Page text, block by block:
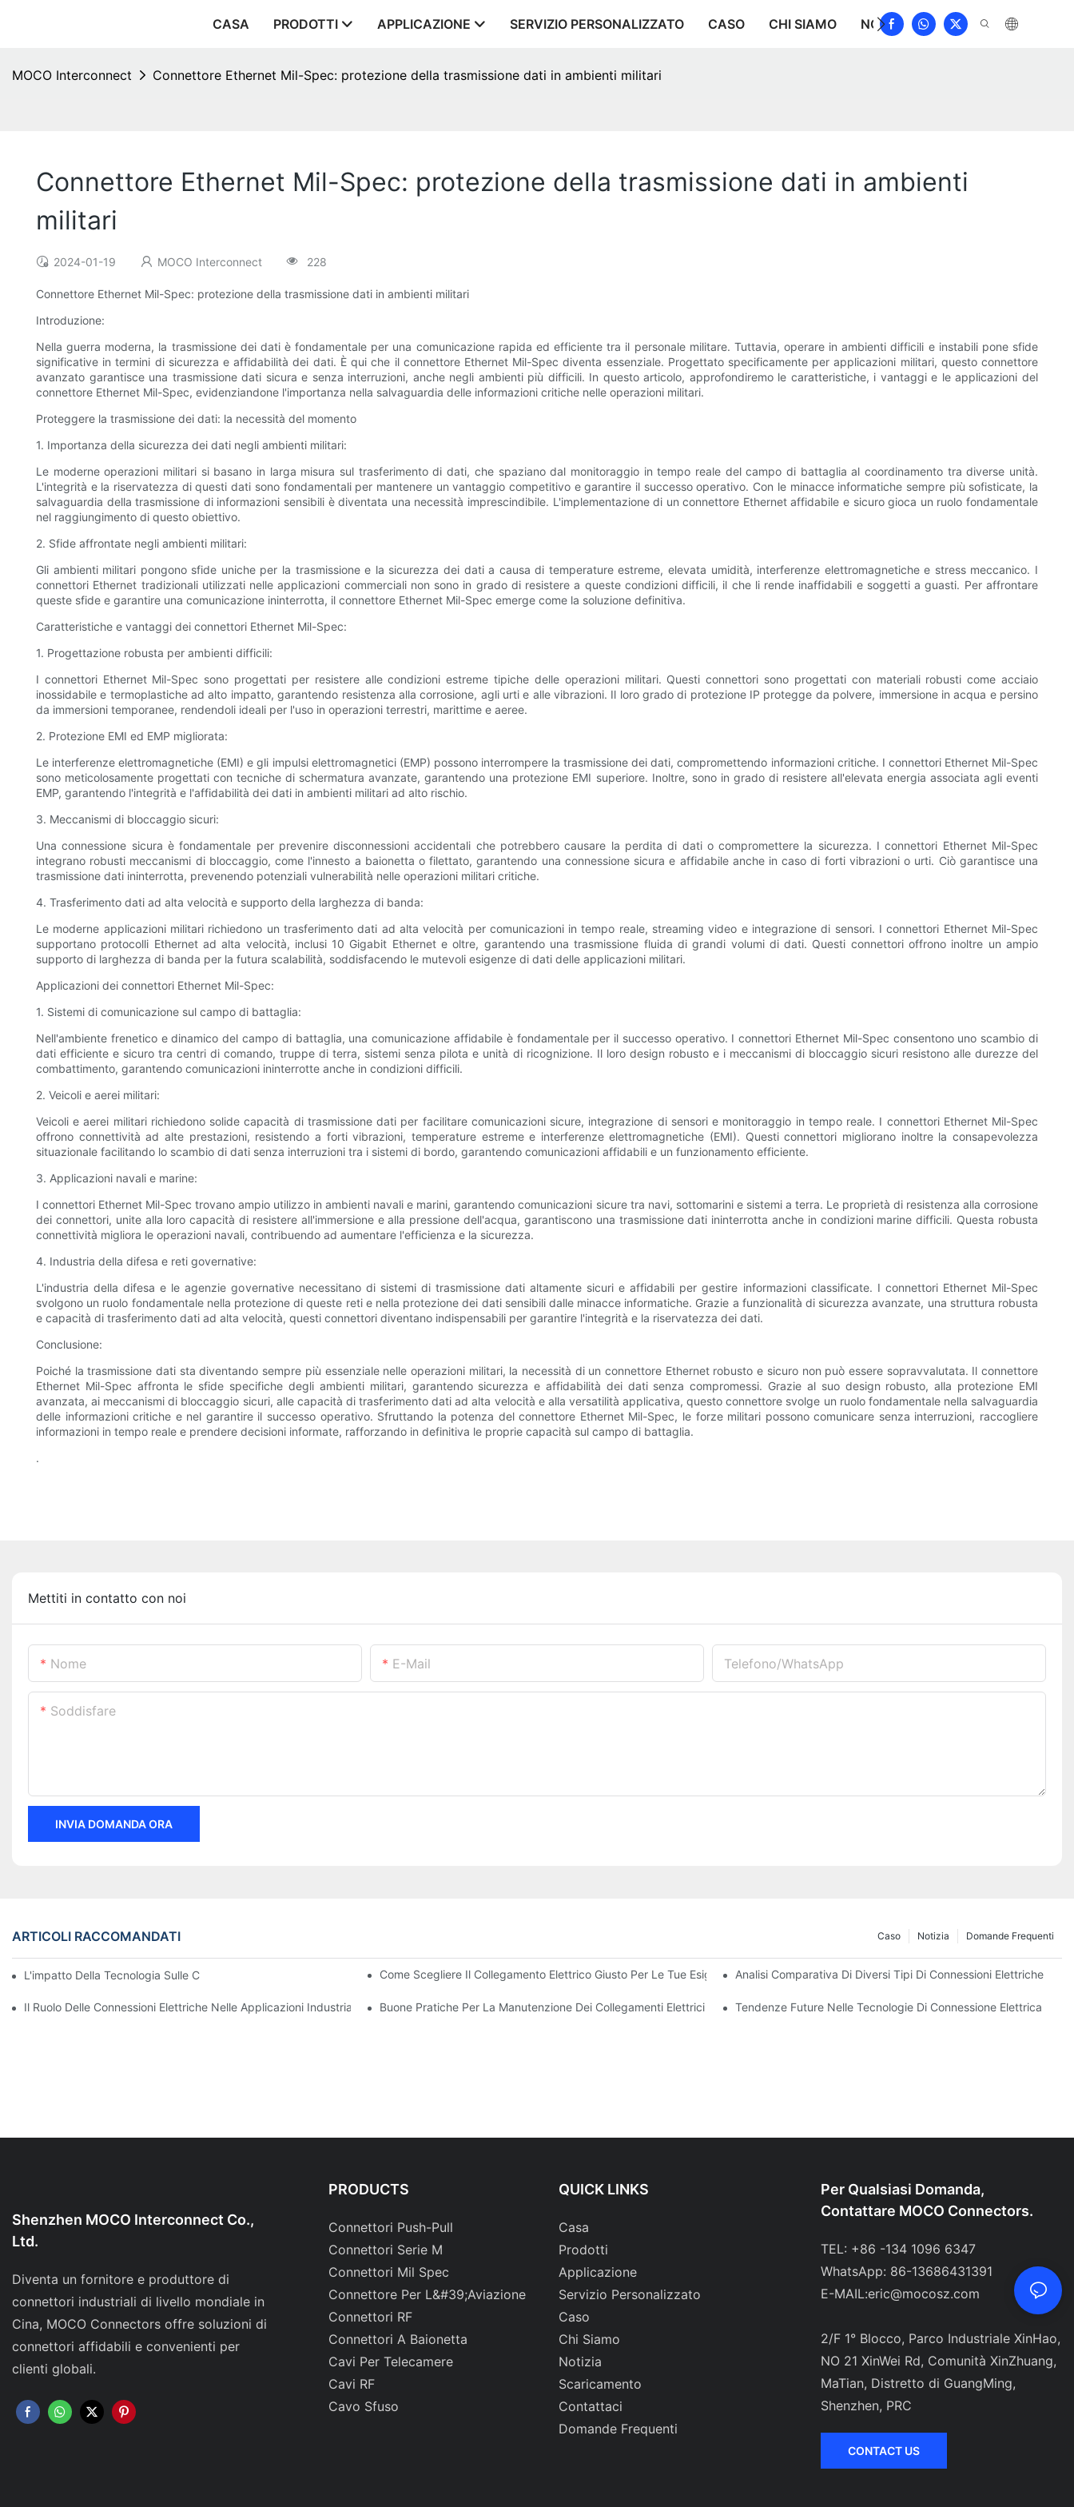
CASA PRODOTTI APPLICAZIONE SERVIZIO PERSONALIZZATO CASO CHI SIAMO NOTIZIA SCARICAMENTO
MOCO Interconnect Connettore Ethernet Mil-Spec: protezione della trasmissione dati in ambienti militari
Connettore Ethernet Mil-Spec: protezione della trasmissione dati in ambienti
militari
2024-01-19 MOCO Interconnect 228
Connettore Ethernet Mil-Spec: protezione della trasmissione dati in ambienti militari
Introduzione:
Nella guerra moderna, la trasmissione dei dati è fondamentale per una comunicazione rapida ed efficiente tra il personale militare. Tuttavia, operare in ambienti difficili e instabili pone sfide
significative in termini di sicurezza e affidabilità dei dati. È qui che il connettore Ethernet Mil-Spec diventa essenziale. Progettato specificamente per applicazioni militari, questo connettore
avanzato garantisce una trasmissione dati sicura e senza interruzioni, anche negli ambienti più difficili. In questo articolo, approfondiremo le caratteristiche, i vantaggi e le applicazioni del
connettore Ethernet Mil-Spec, evidenziandone l'importanza nella salvaguardia delle informazioni critiche nelle operazioni militari.
Proteggere la trasmissione dei dati: la necessità del momento
1. Importanza della sicurezza dei dati negli ambienti militari:
Le moderne operazioni militari si basano in larga misura sul trasferimento di dati, che spaziano dal monitoraggio in tempo reale del campo di battaglia al coordinamento tra diverse unità.
L'integrità e la riservatezza di questi dati sono fondamentali per mantenere un vantaggio competitivo e garantire il successo operativo. Con le minacce informatiche sempre più sofisticate, la
salvaguardia della trasmissione di informazioni sensibili è diventata una necessità imprescindibile. L'implementazione di un connettore Ethernet affidabile e sicuro gioca un ruolo fondamentale
nel raggiungimento di questo obiettivo.
2. Sfide affrontate negli ambienti militari:
Gli ambienti militari pongono sfide uniche per la trasmissione e la sicurezza dei dati a causa di temperature estreme, elevata umidità, interferenze elettromagnetiche e stress meccanico. I
connettori Ethernet tradizionali utilizzati nelle applicazioni commerciali non sono in grado di resistere a queste condizioni difficili, il che li rende inaffidabili e soggetti a guasti. Per affrontare
queste sfide e garantire una comunicazione ininterrotta, il connettore Ethernet Mil-Spec emerge come la soluzione definitiva.
Caratteristiche e vantaggi dei connettori Ethernet Mil-Spec:
1. Progettazione robusta per ambienti difficili:
I connettori Ethernet Mil-Spec sono progettati per resistere alle condizioni estreme tipiche delle operazioni militari. Questi connettori sono progettati con materiali robusti come acciaio
inossidabile e termoplastiche ad alto impatto, garantendo resistenza alla corrosione, agli urti e alle vibrazioni. Il loro grado di protezione IP protegge da polvere, immersione in acqua e persino
da immersioni temporanee, rendendoli ideali per l'uso in operazioni terrestri, marittime e aeree.
2. Protezione EMI ed EMP migliorata:
Le interferenze elettromagnetiche (EMI) e gli impulsi elettromagnetici (EMP) possono interrompere la trasmissione dei dati, compromettendo informazioni critiche. I connettori Ethernet Mil-Spec
sono meticolosamente progettati con tecniche di schermatura avanzate, garantendo una protezione EMI superiore. Inoltre, sono in grado di resistere all'elevata energia associata agli eventi
EMP, garantendo l'integrità e l'affidabilità dei dati in ambienti militari ad alto rischio.
3. Meccanismi di bloccaggio sicuri:
Una connessione sicura è fondamentale per prevenire disconnessioni accidentali che potrebbero causare la perdita di dati o compromettere la sicurezza. I connettori Ethernet Mil-Spec
integrano robusti meccanismi di bloccaggio, come l'innesto a baionetta o filettato, garantendo una connessione sicura e affidabile anche in caso di forti vibrazioni o urti. Ciò garantisce una
trasmissione dati ininterrotta, prevenendo potenziali vulnerabilità nelle operazioni militari critiche.
4. Trasferimento dati ad alta velocità e supporto della larghezza di banda:
Le moderne applicazioni militari richiedono un trasferimento dati ad alta velocità per comunicazioni in tempo reale, streaming video e integrazione di sensori. I connettori Ethernet Mil-Spec
supportano protocolli Ethernet ad alta velocità, inclusi 10 Gigabit Ethernet e oltre, garantendo una trasmissione fluida di grandi volumi di dati. Questi connettori offrono inoltre un ampio
supporto di larghezza di banda per la futura scalabilità, soddisfacendo le mutevoli esigenze di dati delle applicazioni militari.
Applicazioni dei connettori Ethernet Mil-Spec:
1. Sistemi di comunicazione sul campo di battaglia:
Nell'ambiente frenetico e dinamico del campo di battaglia, una comunicazione affidabile è fondamentale per il successo operativo. I connettori Ethernet Mil-Spec consentono uno scambio di
dati efficiente e sicuro tra centri di comando, truppe di terra, sistemi senza pilota e unità di ricognizione. Il loro design robusto e i meccanismi di bloccaggio sicuri resistono alle durezze del
combattimento, garantendo comunicazioni ininterrotte anche in condizioni difficili.
2. Veicoli e aerei militari:
Veicoli e aerei militari richiedono solide capacità di trasmissione dati per facilitare comunicazioni sicure, integrazione di sensori e monitoraggio in tempo reale. I connettori Ethernet Mil-Spec
offrono connettività ad alte prestazioni, resistendo a forti vibrazioni, temperature estreme e interferenze elettromagnetiche (EMI). Questi connettori migliorano inoltre la consapevolezza
situazionale facilitando lo scambio di dati senza interruzioni tra i sistemi di bordo, garantendo comunicazioni affidabili e un funzionamento efficiente.
3. Applicazioni navali e marine:
I connettori Ethernet Mil-Spec trovano ampio utilizzo in ambienti navali e marini, garantendo comunicazioni sicure tra navi, sottomarini e sistemi a terra. Le proprietà di resistenza alla corrosione
dei connettori, unite alla loro capacità di resistere all'immersione e alla pressione dell'acqua, garantiscono una trasmissione dati ininterrotta anche in condizioni marine difficili. Questa robusta
connettività migliora le operazioni navali, contribuendo ad aumentare l'efficienza e la sicurezza.
4. Industria della difesa e reti governative:
L'industria della difesa e le agenzie governative necessitano di sistemi di trasmissione dati altamente sicuri e affidabili per gestire informazioni classificate. I connettori Ethernet Mil-Spec
svolgono un ruolo fondamentale nella protezione di queste reti e nella protezione dei dati sensibili dalle minacce informatiche. Grazie a funzionalità di sicurezza avanzate, una struttura robusta
e capacità di trasferimento dati ad alta velocità, questi connettori diventano indispensabili per garantire l'integrità e la riservatezza dei dati.
Conclusione:
Poiché la trasmissione dati sta diventando sempre più essenziale nelle operazioni militari, la necessità di un connettore Ethernet robusto e sicuro non può essere sopravvalutata. Il connettore
Ethernet Mil-Spec affronta le sfide specifiche degli ambienti militari, garantendo sicurezza e affidabilità dei dati senza compromessi. Grazie al suo design robusto, alla protezione EMI
avanzata, ai meccanismi di bloccaggio sicuri, alle capacità di trasferimento dati ad alta velocità e alla versatilità applicativa, questo connettore svolge un ruolo fondamentale nella salvaguardia
delle informazioni critiche e nel garantire il successo operativo. Sfruttando la potenza del connettore Ethernet Mil-Spec, le forze militari possono comunicare senza interruzioni, raccogliere
informazioni in tempo reale e prendere decisioni informate, rafforzando in definitiva le proprie capacità sul campo di battaglia.
.
Mettiti in contatto con noi
Nome E-Mail Telefono/WhatsApp
Soddisfare
INVIA DOMANDA ORA
ARTICOLI RACCOMANDATI Domande Frequenti
Notizia
Caso
L'impatto Della Tecnologia Sulle Connessioni Elettriche Nell'elettronicaCome Scegliere Il Collegamento Elettrico Giusto Per Le Tue EsigenzeAnalisi Comparativa Di Diversi Tipi Di Connessioni Elettriche
Il Ruolo Delle Connessioni Elettriche Nelle Applicazioni Industriali Buone Pratiche Per La Manutenzione Dei Collegamenti Elettrici Tendenze Future Nelle Tecnologie Di Connessione Elettrica
Shenzhen MOCO Interconnect Co.,
Ltd.
Diventa un fornitore e produttore di
connettori industriali di livello mondiale in
Cina, MOCO Connectors offre soluzioni di
connettori affidabili e convenienti per
clienti globali.
PRODUCTS
Connettori Push-Pull
Connettori Serie M
Connettori Mil Spec
Connettore Per L&#39;aviazione
Connettori RF
Connettori A Baionetta
Cavi Per Telecamere
Cavi RF
Cavo Sfuso
QUICK LINKS
Casa
Prodotti
Applicazione
Servizio Personalizzato
Caso
Chi Siamo
Notizia
Scaricamento
Contattaci
Domande Frequenti
Per Qualsiasi Domanda,
Contattare MOCO Connectors.
TEL: +86 -134 1096 6347
WhatsApp: 86-13686431391
E-MAIL:eric@mocosz.com
2/F 1° Blocco, Parco Industriale XinHao,
NO 21 XinWei Rd, Comunità XinZhuang,
MaTian, ​​Distretto di GuangMing,
Shenzhen, PRC
CONTACT US